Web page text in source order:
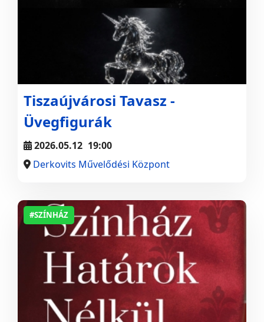
Tiszaújvárosi Tavasz -
Üvegfigurák
2026.05.12 19:00
Derkovits Művelődési Központ
#SZÍNHÁZ